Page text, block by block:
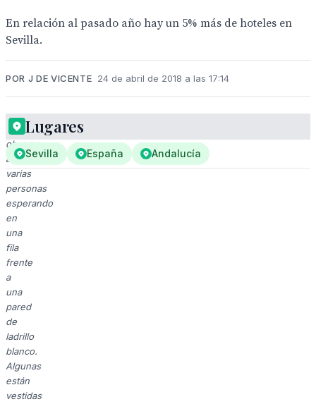
En relación al pasado año hay un 5% más de hoteles en
Sevilla.
POR J DE VICENTE 24 de abril de 2018 a las 17:14
Se
observa
a
varias
personas
esperando
en
una
fila
frente
a
una
pared
de
ladrillo
blanco.
Algunas
están
vestidas
Lugares
Sevilla España Andalucía